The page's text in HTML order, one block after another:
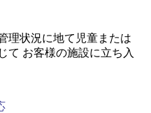
理状況に地て児童または
て お客様の施設に立ち入